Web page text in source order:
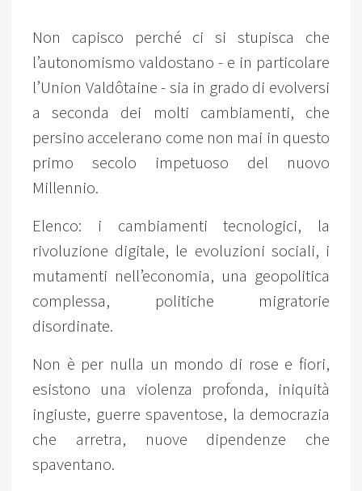
Non capisco perché ci si stupisca che
l’autonomismo valdostano - e in particolare
l’Union Valdôtaine - sia in grado di evolversi
a seconda dei molti cambiamenti, che
persino accelerano come non mai in questo
primo secolo impetuoso del nuovo
Millennio.
Elenco: i cambiamenti tecnologici, la
rivoluzione digitale, le evoluzioni sociali, i
mutamenti nell’economia, una geopolitica
complessa, politiche migratorie
disordinate.
Non è per nulla un mondo di rose e fiori,
esistono una violenza profonda, iniquità
ingiuste, guerre spaventose, la democrazia
che arretra, nuove dipendenze che
spaventano.